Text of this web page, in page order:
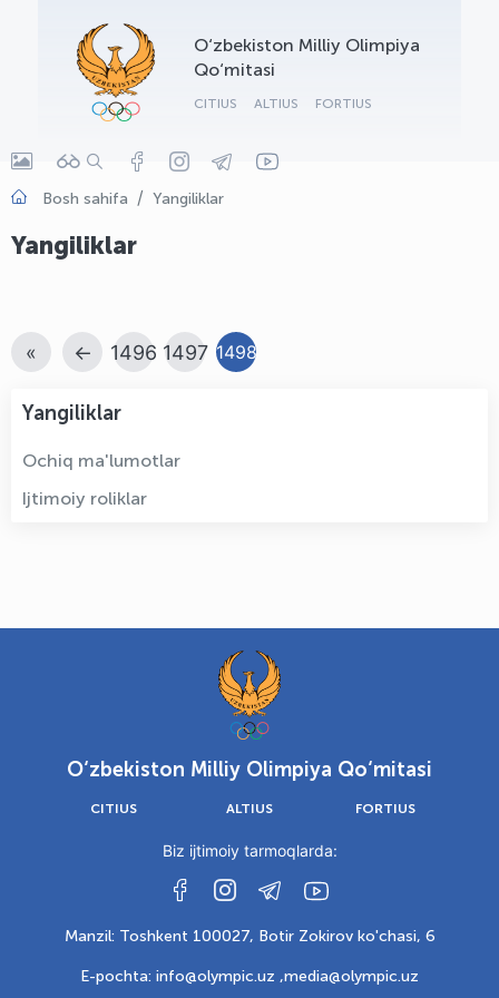
O‘zbekiston Milliy Olimpiya
Qo‘mitasi
CITIUS ALTIUS FORTIUS
Bosh sahifa Yangiliklar
Yangiliklar
« ← 1496 1497 1498
Yangiliklar
Ochiq ma'lumotlar
Ijtimoiy roliklar
O‘zbekiston Milliy Olimpiya Qo‘mitasi
CITIUS ALTIUS FORTIUS
Biz ijtimoiy tarmoqlarda:
Manzil: Toshkent 100027, Botir Zokirov ko'chasi, 6
E-pochta: info@olympic.uz ,media@olympic.uz
OLYMPCHIK AI - yordamchi
Onlayn · olympic.uz